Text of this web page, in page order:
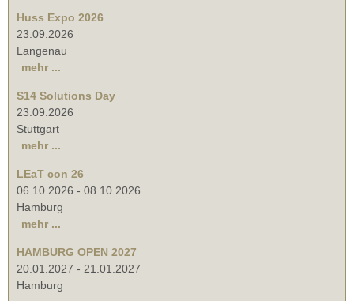
Huss Expo 2026
23.09.2026
Langenau
mehr ...
S14 Solutions Day
23.09.2026
Stuttgart
mehr ...
LEaT con 26
06.10.2026 - 08.10.2026
Hamburg
mehr ...
HAMBURG OPEN 2027
20.01.2027 - 21.01.2027
Hamburg